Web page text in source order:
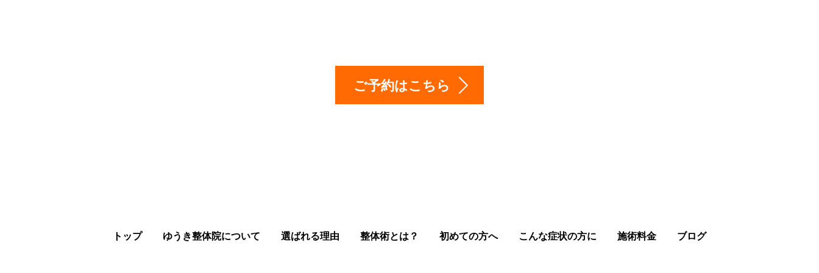
ご予約はこちら
トップ ゆうき整体院について 選ばれる理由 整体術とは？ 初めての方へ こんな症状の方に 施術料金 ブログ